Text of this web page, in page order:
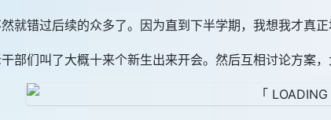
就错过后续的众多了。因为直到下半学期，我想我才真正
部们叫了大概十来个新生出来开会。然后互相讨论方案